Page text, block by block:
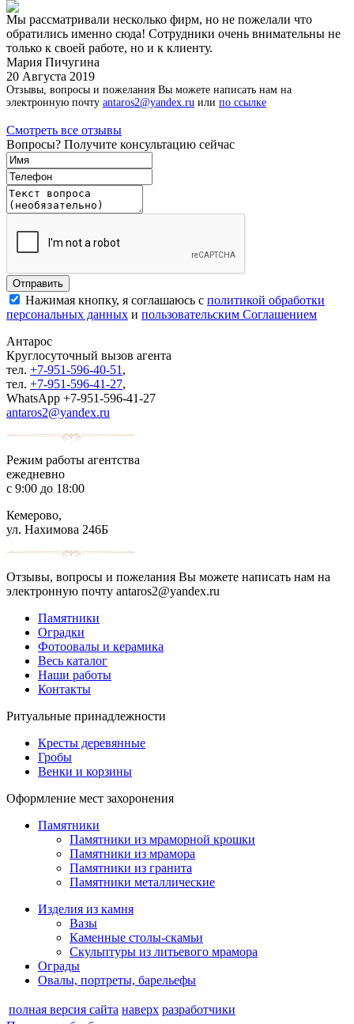
Мы рассматривали несколько фирм, но не пожелали что
обратились именно сюда! Сотрудники очень внимательны не
только к своей работе, но и к клиенту.
Мария Пичугина
20 Августа 2019
Отзывы, вопросы и пожелания Вы можете написать нам на
электронную почту antaros2@yandex.ru или по ссылке
Смотреть все отзывы
Вопросы? Получите консультацию сейчас
Нажимая кнопку, я соглашаюсь с политикой обработки
персональных данных и пользовательским Соглашением
Антарос
Круглосуточный вызов агента
тел. +7-951-596-40-51 ,
тел. +7-951-596-41-27,
WhatsApp +7-951-596-41-27
antaros2@yandex.ru
Режим работы агентства
ежедневно
с 9:00 до 18:00
Кемерово,
ул. Нахимова 246Б
Отзывы, вопросы и пожелания Вы можете написать нам на
электронную почту antaros2@yandex.ru
Памятники
Оградки
Фотоовалы и керамика
Весь каталог
Наши работы
Контакты
Ритуальные принадлежности
Кресты деревянные
Гробы
Венки и корзины
Оформление мест захоронения
Памятники
Памятники из мраморной крошки
Памятники из мрамора
Памятники из гранита
Памятники металлические
Изделия из камня
Вазы
Каменные столы-скамьи
Скульптуры из литьевого мрамора
Ограды
Овалы, портреты, барельефы
полная версия сайта наверх разработчики